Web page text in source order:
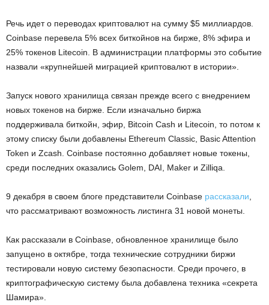
Речь идет о переводах криптовалют на сумму $5 миллиардов.
Coinbase перевела 5% всех биткойнов на бирже, 8% эфира и
25% токенов Litecoin. В администрации платформы это событие
назвали «крупнейшей миграцией криптовалют в истории».
Запуск нового хранилища связан прежде всего с внедрением
новых токенов на бирже. Если изначально биржа
поддерживала биткойн, эфир, Bitcoin Cash и Litecoin, то потом к
этому списку были добавлены Ethereum Classic, Basic Attention
Token и Zcash. Coinbase постоянно добавляет новые токены,
среди последних оказались Golem, DAI, Maker и Zilliqa.
9 декабря в своем блоге представители Coinbase рассказали
что рассматривают возможность листинга 31 новой монеты.
Как рассказали в Coinbase, обновленное хранилище было
запущено в октябре, тогда технические сотрудники биржи
тестировали новую систему безопасности. Среди прочего, в
криптографическую систему была добавлена техника «секрета
Шамира».